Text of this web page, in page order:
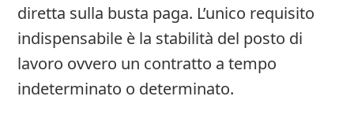
diretta sulla busta paga. L’unico requisito
indispensabile è la stabilità del posto di
lavoro ovvero un contratto a tempo
indeterminato o determinato.